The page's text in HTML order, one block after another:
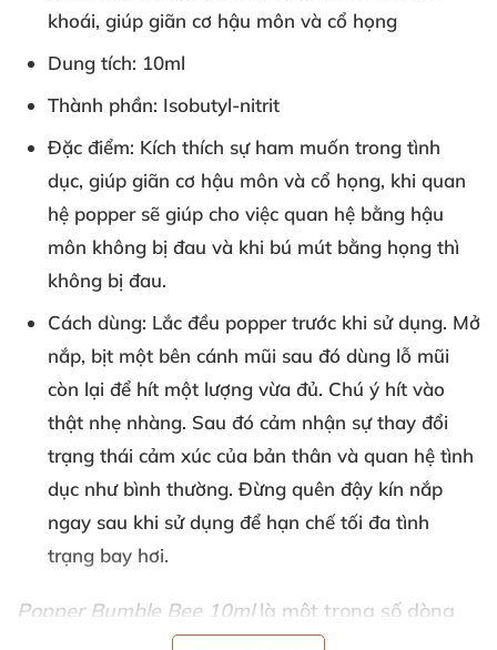
khoái, giúp giãn cơ hậu môn và cổ họng
Dung tích: 10ml
Thành phần: Isobutyl-nitrit
Đặc điểm: Kích thích sự ham muốn trong tình
dục, giúp giãn cơ hậu môn và cổ họng, khi quan
hệ popper sẽ giúp cho việc quan hệ bằng hậu
môn không bị đau và khi bú mút bằng họng thì
không bị đau.
Cách dùng: Lắc đều popper trước khi sử dụng. Mở
nắp, bịt một bên cánh mũi sau đó dùng lỗ mũi
còn lại để hít một lượng vừa đủ. Chú ý hít vào
thật nhẹ nhàng. Sau đó cảm nhận sự thay đổi
trạng thái cảm xúc của bản thân và quan hệ tình
dục như bình thường. Đừng quên đậy kín nắp
ngay sau khi sử dụng để hạn chế tối đa tình
trạng bay hơi.
Popper Bumble Bee 10mllà một trong số dòng
popper mạnh nhất hiện nay,rất được sự tin dùng